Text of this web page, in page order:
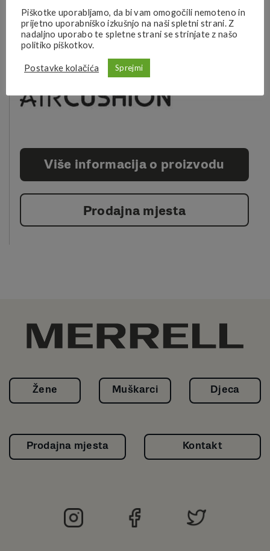
cjelodnevnu udobnost na svakom koraku. Uklonjivi
uložak. Potplat se sastoji od Merrell ljepljive gume, koja
osigurava dobro prianjanje na različitim podlogama.
Više informacija o proizvodu
Prodajna mjesta
Žene Muškarci Djeca
Prodajna mjesta Kontakt
Piškotke uporabljamo, da bi vam omogočili nemoteno in
prijetno uporabniško izkušnjo na naši spletni strani. Z
nadaljno uporabo te spletne strani se strinjate z našo
politiko piškotkov.
Postavke kolačića Sprejmi